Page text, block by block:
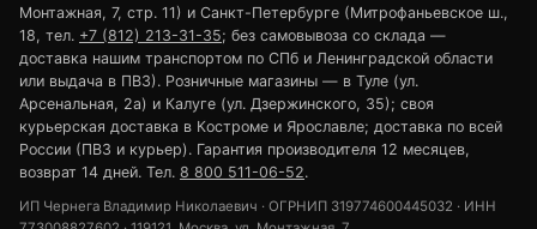
Монтажная, 7, стр. 11) и Санкт-Петербурге (Митрофаньевское ш.,
18, тел. +7 (812) 213-31-35; без самовывоза со склада —
доставка нашим транспортом по СПб и Ленинградской области
или выдача в ПВЗ). Розничные магазины — в Туле (ул.
Арсенальная, 2а) и Калуге (ул. Дзержинского, 35); своя
курьерская доставка в Костроме и Ярославле; доставка по всей
России (ПВЗ и курьер). Гарантия производителя 12 месяцев,
возврат 14 дней. Тел. 8 800 511-06-52.
ИП Чернега Владимир Николаевич · ОГРНИП 319774600445032 · ИНН